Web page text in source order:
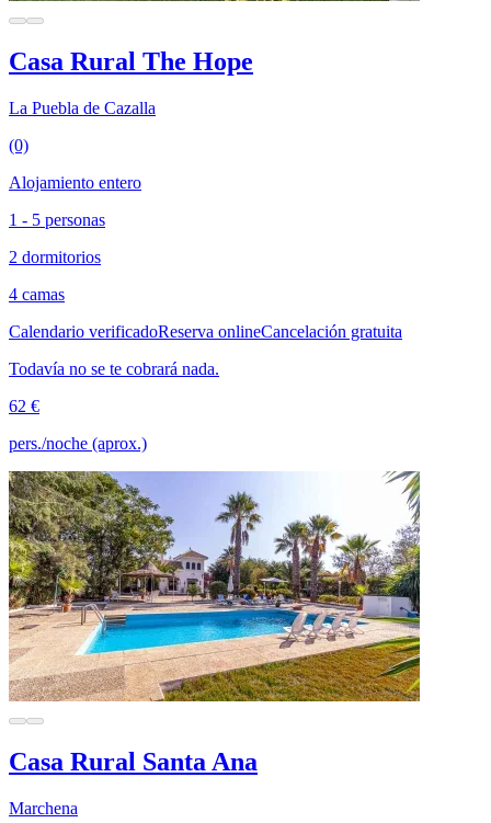
Casa Rural The Hope
La Puebla de Cazalla
(0)
Alojamiento entero
1 - 5 personas
2 dormitorios
4 camas
Calendario verificadoReserva onlineCancelación gratuita
Todavía no se te cobrará nada.
62 €
pers./noche (aprox.)
Casa Rural Santa Ana
Marchena